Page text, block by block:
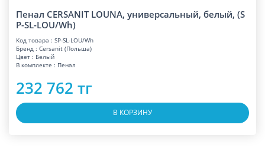
Пенал CERSANIT LOUNA, универсальный, белый, (S
P-SL-LOU/Wh)
Код товара : SP-SL-LOU/Wh
Бренд : Cersanit (Польша)
Цвет : Белый
В комплекте : Пенал
232 762 тг
В КОРЗИНУ